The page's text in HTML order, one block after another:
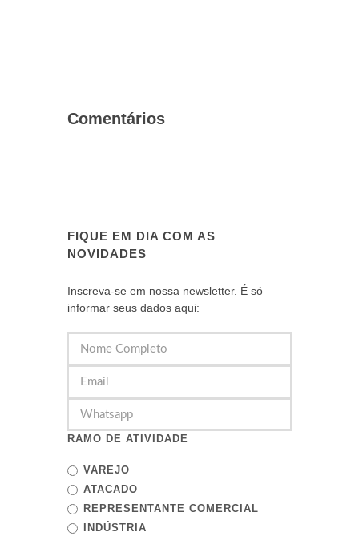
Comentários
FIQUE EM DIA COM AS
NOVIDADES
Inscreva-se em nossa newsletter. É só
informar seus dados aqui:
RAMO DE ATIVIDADE
VAREJO
ATACADO
REPRESENTANTE COMERCIAL
INDÚSTRIA